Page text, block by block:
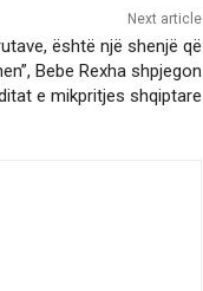
Next article
është një shenjë që
Bebe Rexha shpjegon
e mikpritjes shqiptare